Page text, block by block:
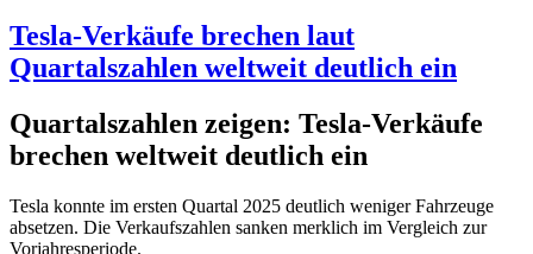
Tesla-Verkäufe brechen laut
Quartalszahlen weltweit deutlich ein
Quartalszahlen zeigen: Tesla-Verkäufe
brechen weltweit deutlich ein
Tesla konnte im ersten Quartal 2025 deutlich weniger Fahrzeuge
absetzen. Die Verkaufszahlen sanken merklich im Vergleich zur
Vorjahresperiode.